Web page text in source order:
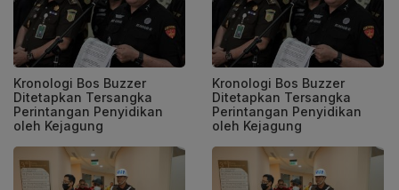
Kronologi Bos Buzzer
Ditetapkan Tersangka
Perintangan Penyidikan
oleh Kejagung
Kronologi Bos Buzzer
Ditetapkan Tersangka
Perintangan Penyidikan
oleh Kejagung